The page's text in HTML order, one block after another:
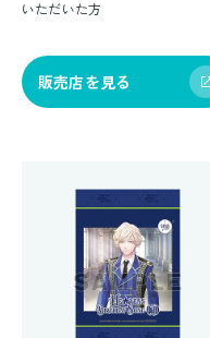
いただいた方
販売店を見る